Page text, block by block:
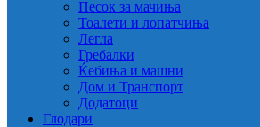
Песок за мачиња
Тоалети и лопатчиња
Легла
Гребалки
Ќебиња и машни
Дом и Транспорт
Додатоци
Глодари